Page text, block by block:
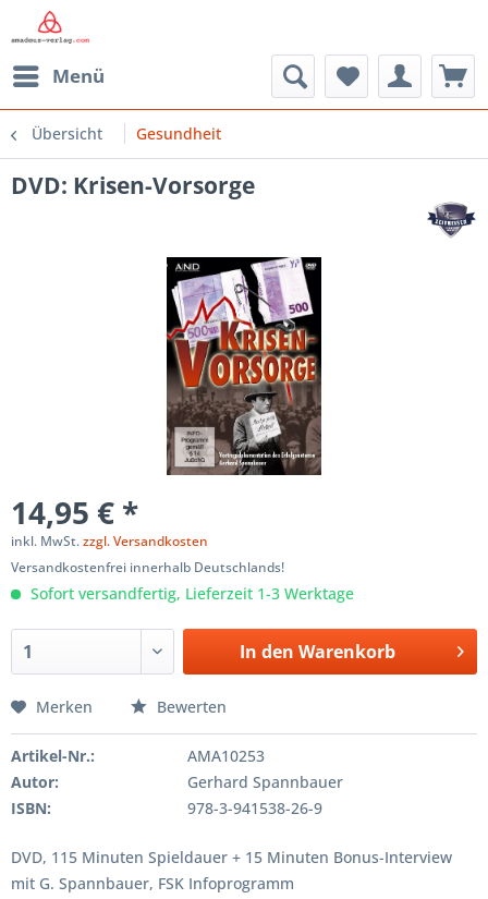
Menü
Übersicht Gesundheit
DVD: Krisen-Vorsorge
14,95 € *
inkl. MwSt.zzgl. Versandkosten
Versandkostenfrei innerhalb Deutschlands!
Sofort versandfertig, Lieferzeit 1-3 Werktage
In den Warenkorb
Merken Bewerten
Artikel-Nr.:
AMA10253
Autor:
Gerhard Spannbauer
ISBN:
978-3-941538-26-9
DVD, 115 Minuten Spieldauer + 15 Minuten Bonus-Interview
mit G. Spannbauer, FSK Infoprogramm